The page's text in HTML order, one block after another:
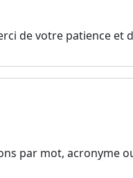
de votre patience et
par mot, acronyme